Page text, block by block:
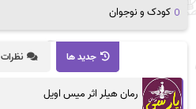
کودک و نوجوان
جدید ها نظرات
رمان هیلر اثر میس اویل